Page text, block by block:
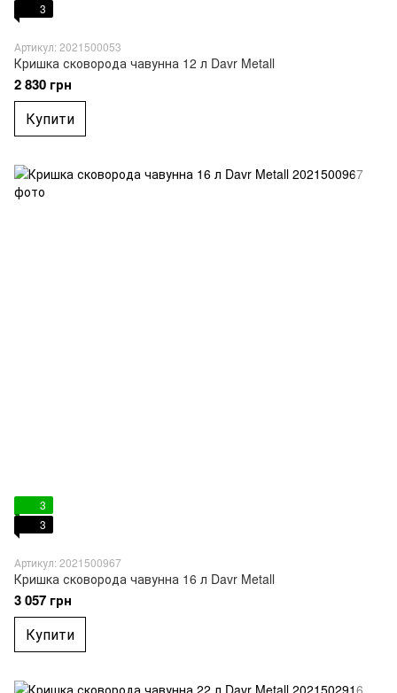
3
Артикул: 2021500053
Кришка сковорода чавунна 12 л Davr Metall
2 830 грн
Купити
3
3
Артикул: 2021500967
Кришка сковорода чавунна 16 л Davr Metall
3 057 грн
Купити